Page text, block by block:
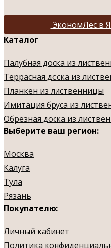
ЭкономЛес в
Каталог
Палубная доска из
Террасная доска из
Планкен из лиственницы
Имитация бруса из
Обрезная доска из
Выберите ваш регион:
Москва
Калуга
Тула
Рязань
Покупателю:
Личный кабинет
Политика